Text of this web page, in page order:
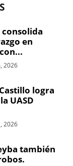
en
2026
logra
UASD
2026
también